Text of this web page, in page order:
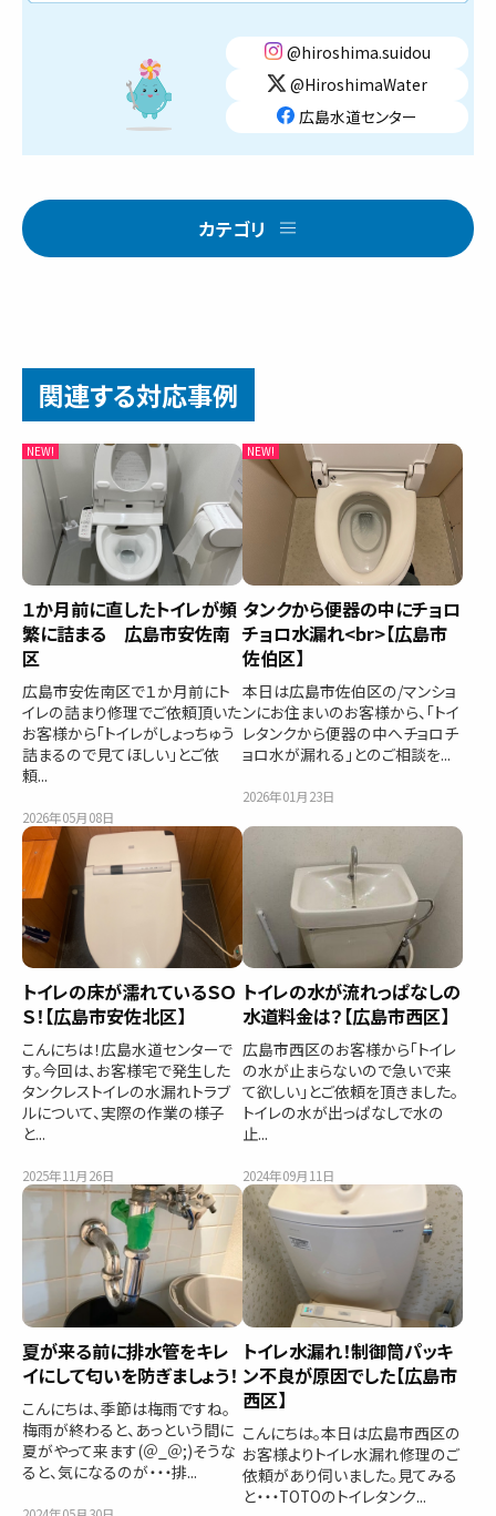
@hiroshima.suidou
@HiroshimaWater
広島水道センター
カテゴリ
関連する対応事例
１か月前に直したトイレが頻
繁に詰まる 広島市安佐南
区
広島市安佐南区で１か月前にト
イレの詰まり修理でご依頼頂いた
お客様から「トイレがしょっちゅう
詰まるので見てほしい」とご依
頼...
2026年05月08日
タンクから便器の中にチョロ
チョロ水漏れ<br>【広島市
佐伯区】
本日は広島市佐伯区の/マンショ
ンにお住まいのお客様から、「トイ
レタンクから便器の中へチョロチ
ョロ水が漏れる」とのご相談を...
2026年01月23日
トイレの床が濡れているＳＯ
Ｓ！【広島市安佐北区】
こんにちは！広島水道センターで
す。今回は、お客様宅で発生した
タンクレストイレの水漏れトラブ
ルについて、実際の作業の様子
と...
2025年11月26日
トイレの水が流れっぱなしの
水道料金は？【広島市西区】
広島市西区のお客様から「トイレ
の水が止まらないので急いで来
て欲しい」とご依頼を頂きました。
トイレの水が出っぱなしで水の
止...
2024年09月11日
夏が来る前に排水管をキレ
イにして匂いを防ぎましょう！
こんにちは、季節は梅雨ですね。
梅雨が終わると、あっという間に
夏がやって来ます(＠_＠;)そうな
ると、気になるのが・・・排...
トイレ水漏れ！制御筒パッキ
ン不良が原因でした【広島市
西区】
こんにちは。本日は広島市西区の
お客様よりトイレ水漏れ修理のご
依頼があり伺いました。見てみる
と・・・TOTOのトイレタンク...